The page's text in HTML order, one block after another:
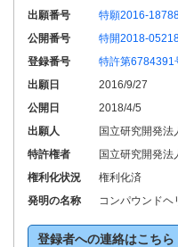
出願番号
特願2016-
公開番号
特開2018-
登録番号
特許第6784391
出願日
2016/9/27
公開日
2018/4/5
出願人
国立研究開発
特許権者
国立研究開発
権利化状況
権利化済
発明の名称
コンパウンドヘ
登録者への連絡はこちら